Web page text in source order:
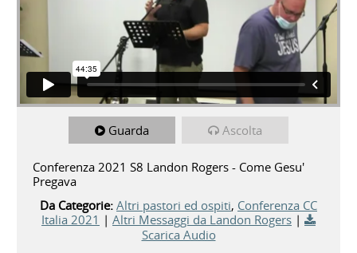
Guarda Ascolta
Conferenza 2021 S8 Landon Rogers - Come Gesu'
Pregava
Da Categorie: Altri pastori ed ospiti, Conferenza CC
Italia 2021 | Altri Messaggi da Landon Rogers |
Scarica Audio